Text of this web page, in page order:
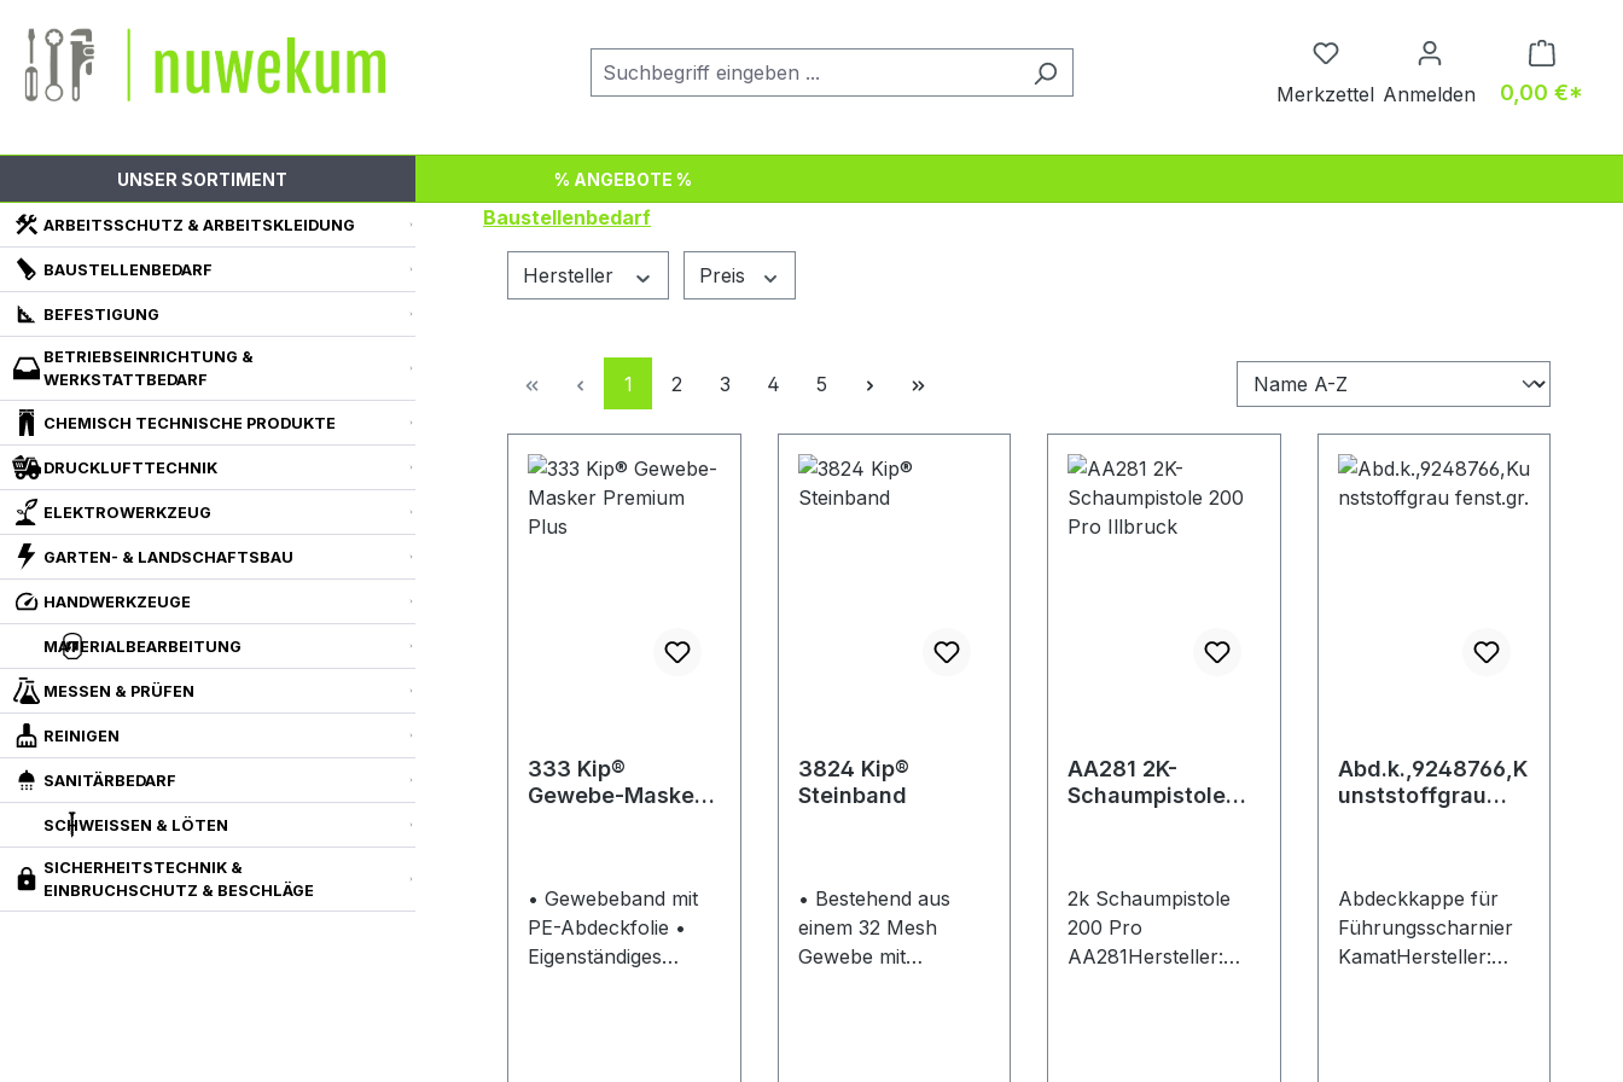
Hauptinhalt springen
Zur Suche springen
Zur Hauptnavigation springen
Du hast 0 Produkte auf dem
Merkzettel Anmelden 0,00 €*
UNSER SORTIMENT % ANGEBOTE %
ARBEITSSCHUTZ & ARBEITSKLEIDUNG
BAUSTELLENBEDARF
BEFESTIGUNG
BETRIEBSEINRICHTUNG &
WERKSTATTBEDARF
CHEMISCH TECHNISCHE PRODUKTE
DRUCKLUFTTECHNIK
ELEKTROWERKZEUG
GARTEN- & LANDSCHAFTSBAU
HANDWERKZEUGE
MATERIALBEARBEITUNG
MESSEN & PRÜFEN
REINIGEN
SANITÄRBEDARF
SCHWEISSEN & LÖTEN
SICHERHEITSTECHNIK &
EINBRUCHSCHUTZ & BESCHLÄGE
Baustellenbedarf
Hersteller Preis
Seite
1 Seite
2 Seite
3 Seite
4 Seite
5
333 Kip®
Gewebe-Masker
• Gewebeband mit
PE-Abdeckfolie •
Eigenständiges
3824 Kip®
Steinband
• Bestehend aus
einem 32 Mesh
Gewebe mit
AA281 2K-
Schaumpistole
2k Schaumpistole
200 Pro
AA281Hersteller:
Abd.k.,9248766,K
unststoffgrau
Abdeckkappe für
Führungsscharnier
KamatHersteller: